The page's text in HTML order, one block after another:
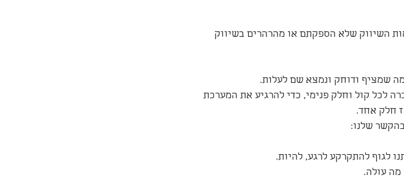
השיווק שלא הספקתם או מהרהרים בשיווק
שמציף ודוחק ונמצא שם לעלות.
לכל קול וחלק פנימי, כדי להרגיע את המערכת
חלק אחד.
שלנו:
לגוף להתקרקע לרגע, להיות.
מה עולה.